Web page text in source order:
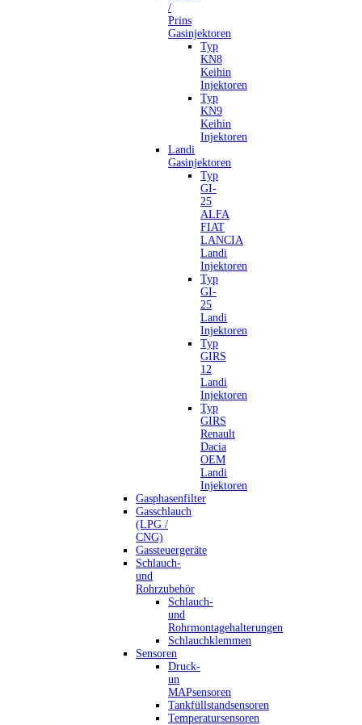
/
Prins
Gasinjektoren
Typ
KN8
Keihin
Injektoren
Typ
KN9
Keihin
Injektoren
Landi
Gasinjektoren
Typ
GI-
25
ALFA
FIAT
LANCIA
Landi
Injektoren
Typ
GI-
25
Landi
Injektoren
Typ
GIRS
12
Landi
Injektoren
Typ
GIRS
Renault
Dacia
OEM
Landi
Injektoren
Gasphasenfilter
Gasschlauch
(LPG /
CNG)
Gassteuergeräte
Schlauch-
und
Rohrzubehör
Schlauch-
und
Rohrmontagehalterungen
Schlauchklemmen
Sensoren
Druck-
un
MAPsensoren
Tankfüllstandsensoren
Temperatursensoren